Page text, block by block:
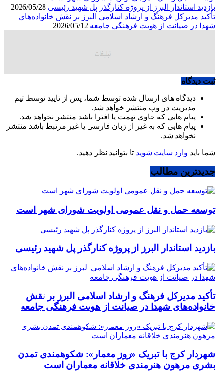
بازدید استاندار البرز از پروژه کنارگذر پل شهید رئیسی
تأکید مدیرکل فرهنگ و ارشاد اسلامی البرز بر نقش خانواده‌های
شهدا در صیانت از هویت فرهنگی جامعه
ثبت دیدگاه
دیدگاه های ارسال شده توسط شما، پس از تایید توسط تیم
مدیریت در وب منتشر خواهد شد.
پیام هایی که حاوی تهمت یا افترا باشد منتشر نخواهد شد.
پیام هایی که به غیر از زبان فارسی یا غیر مرتبط باشد منتشر
نخواهد شد.
شما باید وارد سایت شوید تا بتوانید نظر دهید.
جدیدترین مطالب
توسعه حمل و نقل عمومی اولویت شورای شهر است
بازدید استاندار البرز از پروژه کنارگذر پل شهید رئیسی
تأکید مدیرکل فرهنگ و ارشاد اسلامی البرز بر نقش
خانواده‌های شهدا در صیانت از هویت فرهنگی جامعه
شهردار کرج با تبریک «روز معمار»: شکوهمندی تمدن
بشری مرهون هنرمندی خلاقانه معماران است